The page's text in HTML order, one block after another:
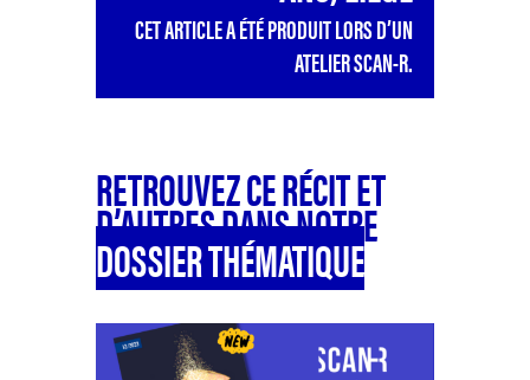
CET ARTICLE A ÉTÉ PRODUIT LORS D’UN
ATELIER SCAN-R.
RETROUVEZ CE RÉCIT ET
D’AUTRES DANS NOTRE
DOSSIER THÉMATIQUE